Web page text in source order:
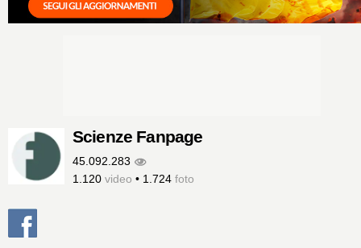
Scienze Fanpage
45.092.283
1.120 video • 1.724 foto